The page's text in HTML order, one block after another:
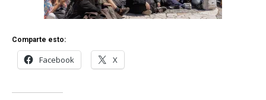
Comparte esto:
Facebook X